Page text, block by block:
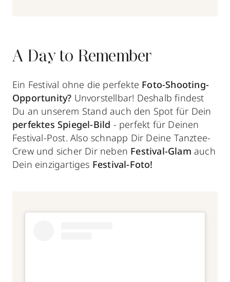
A Day to Remember
Ein Festival ohne die perfekte Foto-Shooting-
Opportunity? Unvorstellbar! Deshalb findest
Du an unserem Stand auch den Spot für Dein
perfektes Spiegel-Bild - perfekt für Deinen
Festival-Post. Also schnapp Dir Deine Tanztee-
Crew und sicher Dir neben Festival-Glam auch
Dein einzigartiges Festival-Foto!